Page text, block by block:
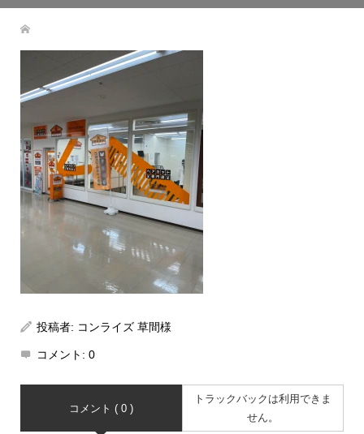
投稿者: コンライズ 草間様
コメント: 0
コメント ( 0 )
トラックバックは利用できま
せん。